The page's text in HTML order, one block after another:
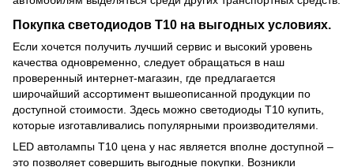
Покупка светодиодов Т10 на выгодных условиях.
Если хочется получить лучший сервис и высокий уровень
качества одновременно, следует обращаться в наш
проверенный интернет-магазин, где предлагается
широчайший ассортимент вышеописанной продукции по
доступной стоимости. Здесь можно светодиоды Т10 купить,
которые изготавливались популярными производителями.
LED автолампы Т10 цена у нас является вполне доступной –
это позволяет совершить выгодные покупки. Возникли